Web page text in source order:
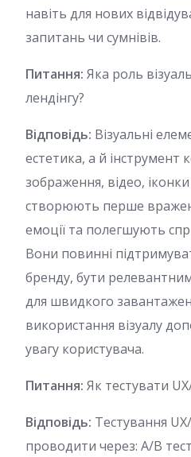
навіть для нових
запитань чи сумнівів.
Питання: Яка роль
лендінгу?
Відповідь: Візуальні
естетика, а й інструмент
зображення, відео,
створюють перше
емоції та полегшують
Вони повинні
бренду, бути
для швидкого
використання візуалу
увагу користувача.
Питання: Як тестувати
Відповідь: Тестування
проводити через: A/B